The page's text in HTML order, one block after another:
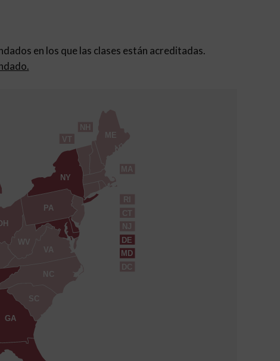
en los que las clases están acreditadas.
CT
DE
DC
GA
ME
MD
MA
NH
NJ
NY
NC
PA
RI
SC
VT
VA
WV